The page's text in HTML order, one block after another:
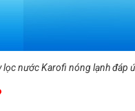
lọc nước Karofi nóng lạnh đáp